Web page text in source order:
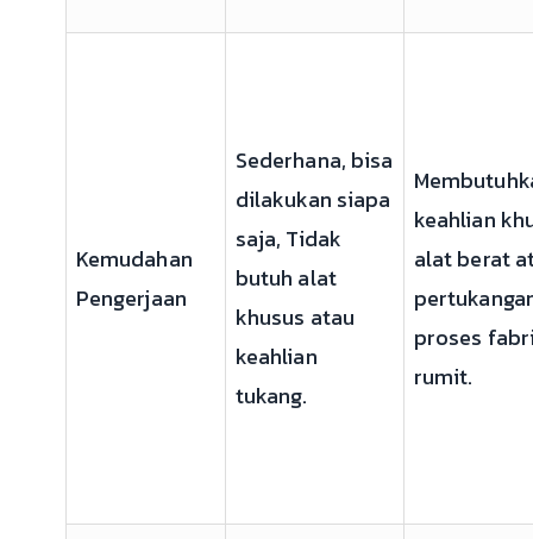
Kemudahan
Pengerjaan
Sederhana, bisa
dilakukan siapa
saja, Tidak
butuh alat
khusus atau
keahlian
tukang.
keahlian
alat berat
proses
rumit.